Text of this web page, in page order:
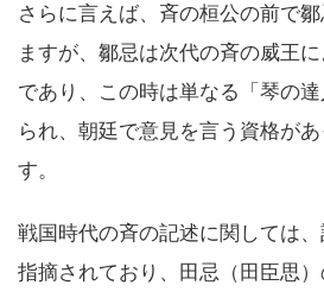
さらに言えば、斉の桓公の前で
ますが、鄒忌は次代の斉の威王
であり、この時は単なる「琴の
られ、朝廷で意見を言う資格が
す。
戦国時代の斉の記述に関しては
指摘されており、田忌（田臣思